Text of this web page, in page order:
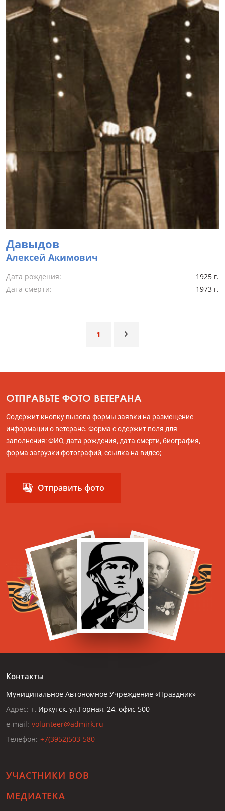
Давыдов
Алексей Акимович
Дата рождения:
1925 г.
Дата смерти:
1973 г.
1
ОТПРАВЬТЕ ФОТО ВЕТЕРАНА
Содержит кнопку вызова формы заявки на размещение
информации о ветеране. Форма с одержит поля для
заполнения: ФИО, дата рождения, дата смерти, биография,
форма загрузки фотографий, ссылка на видео;
Отправить фото
Контакты
Муниципальное Автономное Учреждение «Праздник»
Адрес: г. Иркутск, ул.Горная, 24, офис 500
e-mail: volunteer@admirk.ru
Телефон: +7(3952)503-580
УЧАСТНИКИ ВОВ
МЕДИАТЕКА